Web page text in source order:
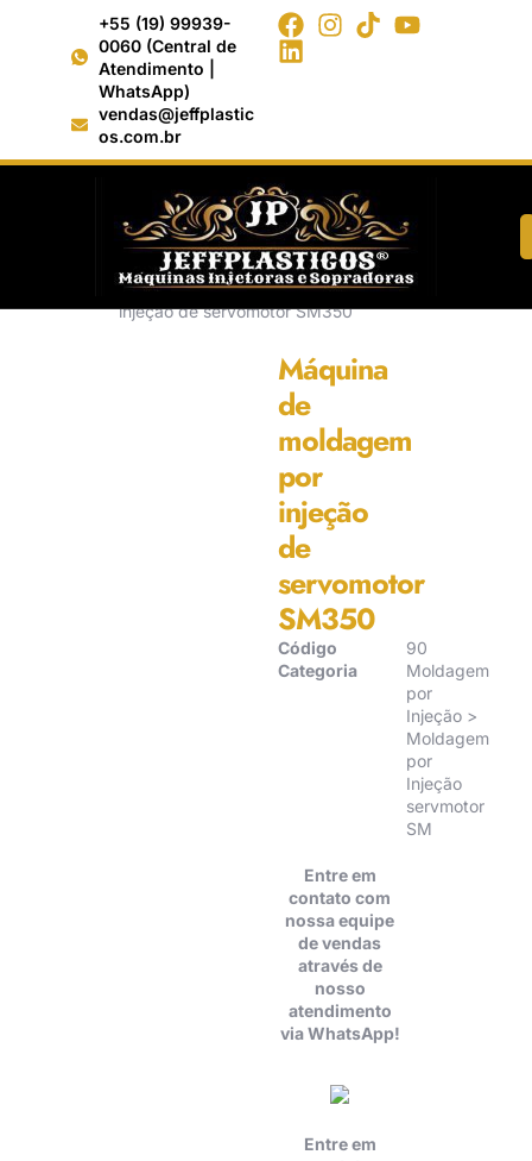
+55 (19) 99939-
0060 (Central de
Atendimento |
WhatsApp)
vendas@jeffplastic
os.com.br
Início/Moldagem por Injeção >
Moldagem por Injeção servmotor
SM/ Máquina de moldagem por
injeção de servomotor SM350
Máquina
de
moldagem
por
injeção
de
servomotor
SM350
Código
90
Categoria
Moldagem
por
Injeção >
Moldagem
por
Injeção
servmotor
SM
Entre em
contato com
nossa equipe
de vendas
através de
nosso
atendimento
via WhatsApp!
Entre em